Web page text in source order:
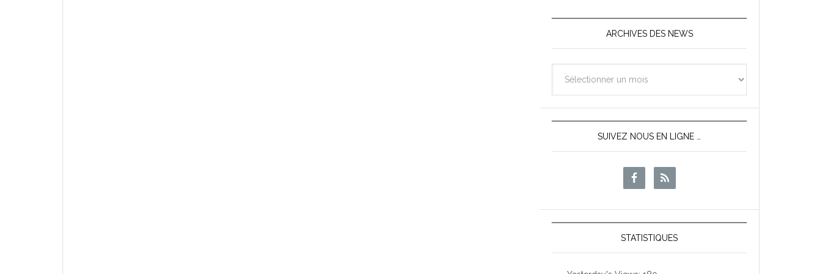
ARCHIVES DES NEWS
des
News
SUIVEZ NOUS EN LIGNE …
STATISTIQUES